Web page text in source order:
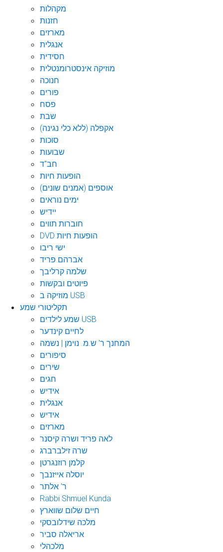
מקהלות
חזנות
מארזים
אנגלית
חסידית
מוזיקה אינסטרומנטלית
חנוכה
פורים
פסח
שבת
אקפלה (ללא כלי נגינה)
סוכות
שבועות
חב"ד
הופעות חיות
אוספים (אמנים שונים)
ימים נוראים
יידיש
חוברות תווים
DVD הופעות חיות
ישי ריבו
אברהם פריד
שלמה קרליבך
פיוטים ובקשות
מוזיקה ב USB
תקליטורי שמע
שמע לילדים USB
לחיים קינדער
המחנך ר' ש.מ. נוימן | נשמה
סיפורים
שירים
חגים
אידיש
אנגלית
אידיש
מארזים
לאה פריד ושרה קיסנר
שרה זילברברג
קלמן רוזנגרטן
יוסלה אייזנבך
ר' אלתר
Rabbi Shmuel Kunda
חיים שלום שווארץ
מלכה שידלובסקי
אריאלה סביר
מלכהלי